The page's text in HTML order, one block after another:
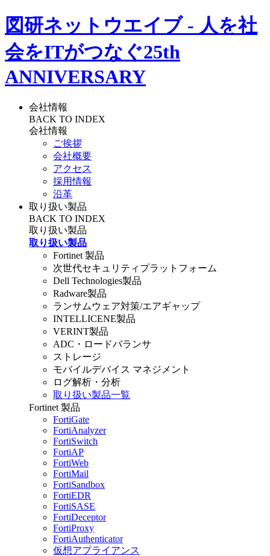
図研ネットウエイブ - 人を社
会をITがつなぐ25th
ANNIVERSARY
会社情報
BACK TO INDEX
会社情報
ご挨拶
会社概要
アクセス
採用情報
沿革
取り扱い製品
BACK TO INDEX
取り扱い製品
取り扱い製品
Fortinet 製品
次世代セキュリティプラットフォーム
Dell Technologies製品
Radware製品
ランサムウェア対策/エアギャップ
INTELLICENE製品
VERINT製品
ADC・ロードバランサ
ストレージ
モバイルデバイス マネジメント
ログ解析・分析
取り扱い製品一覧
Fortinet 製品
FortiGate
FortiAnalyzer
FortiSwitch
FortiAP
FortiWeb
FortiMail
FortiSandbox
FortiEDR
FortiSASE
FortiDeceptor
FortiProxy
FortiAuthenticator
仮想アプライアンス